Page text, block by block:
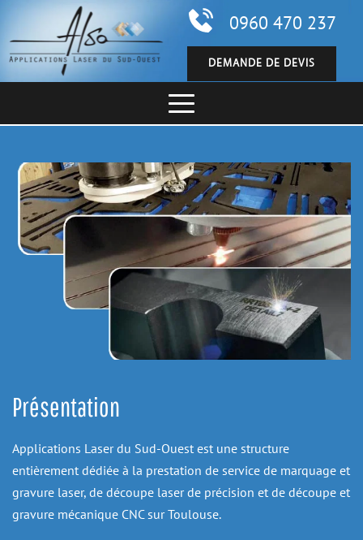
0960 470 237
DEMANDE DE DEVIS
Présentation
Applications Laser du Sud-Ouest est une structure
entièrement dédiée à la prestation de service de marquage et
gravure laser, de découpe laser de précision et de découpe et
gravure mécanique CNC sur Toulouse.